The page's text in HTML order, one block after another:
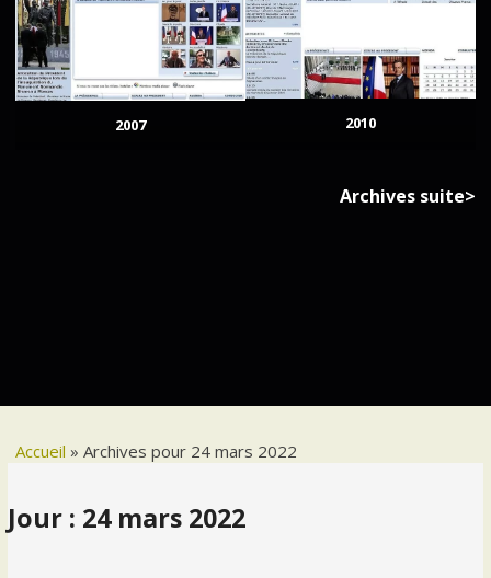
2007 2010
Archives suite>
Accueil »Archives pour 24 mars 2022
Jour : 24 mars 2022